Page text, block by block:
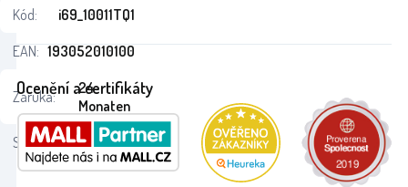
Kód:
i69_10011TQ1
EAN: 193052010100
Záruka:
24
Monaten
Stav:
Ocenění a certifikáty